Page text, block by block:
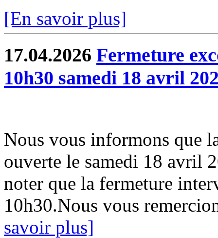
[En savoir plus]
17.04.2026 Fermeture
10h30 samedi 18 avril
Nous vous informons que
ouverte le samedi 18 avril
noter que la fermeture
10h30.Nous vous
savoir plus]